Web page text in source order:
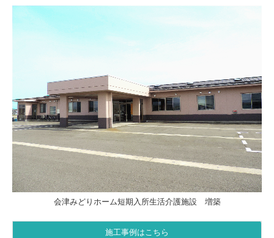
会津みどりホーム短期入所生活介護施設 増築
施工事例はこちら